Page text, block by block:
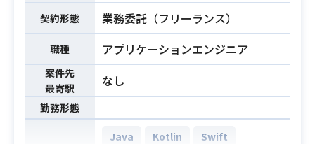
契約形態 業務委託（フリーランス）
職種 アプリケーションエンジニア
案件先
最寄駅
なし
勤務形態
Java Kotlin
Swift